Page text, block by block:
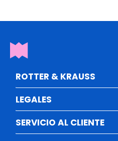
ROTTER & KRAUSS
LEGALES
SERVICIO AL CLIENTE